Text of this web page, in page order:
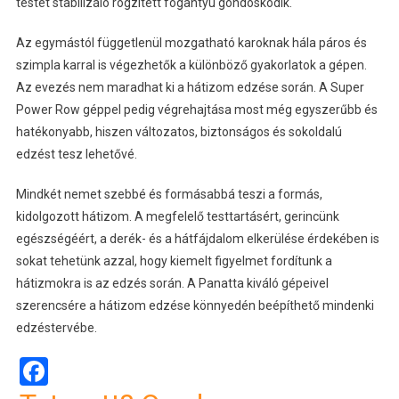
testet stabilizáló rögzített fogantyú gondoskodik.
Az egymástól függetlenül mozgatható karoknak hála páros és
szimpla karral is végezhetők a különböző gyakorlatok a gépen.
Az evezés nem maradhat ki a hátizom edzése során. A Super
Power Row géppel pedig végrehajtása most még egyszerűbb és
hatékonyabb, hiszen változatos, biztonságos és sokoldalú
edzést tesz lehetővé.
Mindkét nemet szebbé és formásabbá teszi a formás,
kidolgozott hátizom. A megfelelő testtartásért, gerincünk
egészségéért, a derék- és a hátfájdalom elkerülése érdekében is
sokat tehetünk azzal, hogy kiemelt figyelmet fordítunk a
hátizmokra is az edzés során. A Panatta kiváló gépeivel
szerencsére a hátizom edzése könnyedén beépíthető mindenki
edzéstervébe.